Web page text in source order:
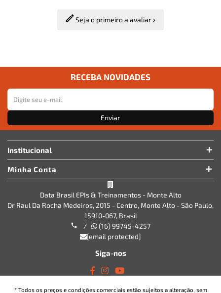
Seja o primeiro a avaliar
RECEBA NOVIDADES
Enviar
Institucional
Minha Conta
Data Brasil EPIs & Treinamentos - Monte Alto
Dr Raul Da Rocha Medeiros, 2015 - Centro, Monte Alto - São Paulo,
15910-067, Brasil
/
(16) 99745-4257
[email protected]
Siga-nos
* Todos os preços e condições comerciais estão sujeitos a alteração, sem